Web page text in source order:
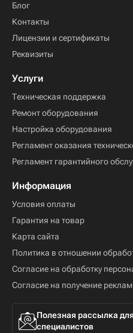
Блог
Контакты
Лицензии и сертификаты
Реквизиты
Услуги
Техническая поддержка
Ремонт оборудования
Настройка оборудования
Регламент оказания
Регламент гарантийного
Информация
Условия оплаты
Гарантия на товар
Карта сайта
Политика в отношении
Согласие на обработку
Согласие на получение
Полезная рассылка
специалистов